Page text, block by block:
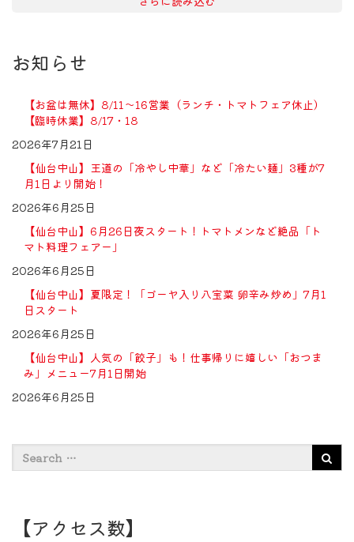
お知らせ
【お盆は無休】8/11〜16営業（ランチ・トマトフェア休止）
【臨時休業】8/17・18
2026年7月21日
【仙台中山】王道の「冷やし中華」など「冷たい麺」3種が7
月1日より開始！
2026年6月25日
【仙台中山】6月26日夜スタート！トマトメンなど絶品「ト
マト料理フェアー」
2026年6月25日
【仙台中山】夏限定！「ゴーヤ入り八宝菜 卵辛み炒め」7月1
日スタート
2026年6月25日
【仙台中山】人気の「餃子」も！仕事帰りに嬉しい「おつま
み」メニュー7月1日開始
2026年6月25日
【アクセス数】